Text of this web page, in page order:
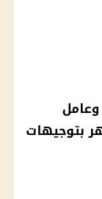
وعامل
بتوجيهات